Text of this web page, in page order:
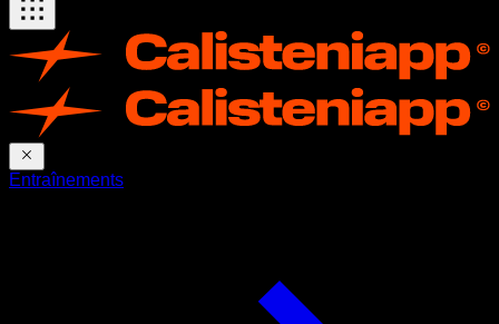
Entraînements